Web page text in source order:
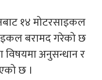
१४ मोटरसाइकल
बरामद गरेको छ
अनुसन्धान र
छ ।